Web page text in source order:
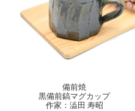
備前焼
黒備前鎬マグカップ
作家：澁田 寿昭